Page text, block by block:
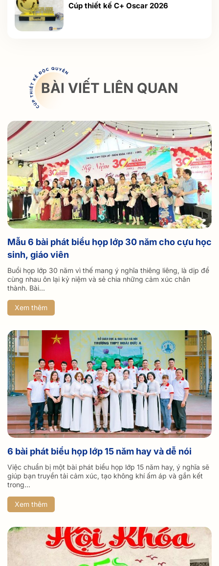
Cúp thiết kế C+ Oscar 2026
BÀI VIẾT LIÊN QUAN
Mẫu 6 bài phát biểu họp lớp 30 năm cho cựu học
sinh, giáo viên
Buổi họp lớp 30 năm vì thế mang ý nghĩa thiêng liêng, là dịp để
cùng nhau ôn lại kỷ niệm và sẻ chia những cảm xúc chân
thành. Bài...
Xem thêm
6 bài phát biểu họp lớp 15 năm hay và dễ nói
Việc chuẩn bị một bài phát biểu họp lớp 15 năm hay, ý nghĩa sẽ
giúp bạn truyền tải cảm xúc, tạo không khí ấm áp và gắn kết
trong...
Xem thêm